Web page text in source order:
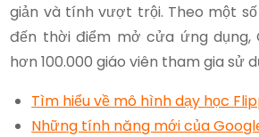
giản và tính vượt trội. Theo một số
đến thời điểm mở cửa ứng dụng,
hơn 100.000 giáo viên tham gia sử
Tìm hiểu về mô hình dạy học
Những tính năng mới của